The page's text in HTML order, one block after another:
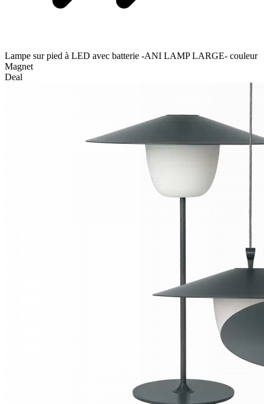
Lampe sur pied à LED avec batterie -ANI LAMP LARGE- couleur
Magnet
Deal